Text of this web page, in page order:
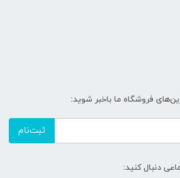
فروشگاه ما باخبر شوید:
ثبت‌نام
دنبال کنید: